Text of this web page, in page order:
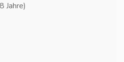
Jahre)